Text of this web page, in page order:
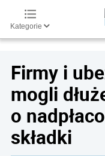
Kategorie
Firmy i
mogli
o
składki